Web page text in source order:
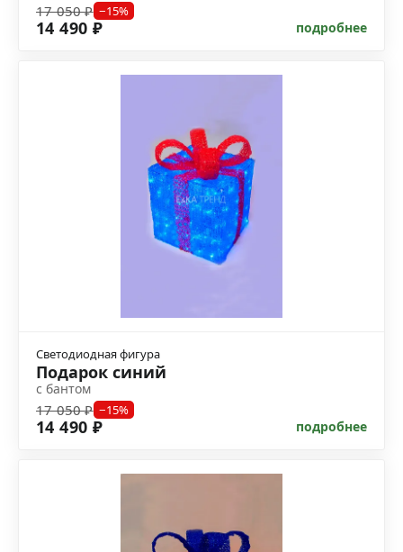
17 050 ₽ −15%
14 490 ₽ подробнее
Светодиодная фигура
Подарок синий
с бантом
17 050 ₽ −15%
14 490 ₽ подробнее